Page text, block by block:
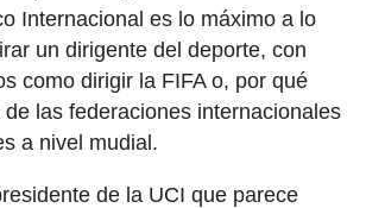
Internacional es lo máximo a lo
un dirigente del deporte, con
como dirigir la FIFA o, por qué
las federaciones internacionales
a nivel mudial.
de la UCI que parece